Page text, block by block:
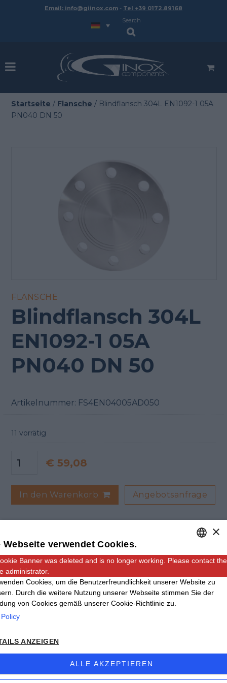
Email: info@giinox.com - Tel +39 0172.89168
Search
Startseite / Flansche / Blindflansch 304L EN1092-1 05A
PN040 DN 50
FLANSCHE
Blindflansch 304L
EN1092-1 05A
PN040 DN 50
Artikelnummer: FS4EN04005AD050
11 vorrätig
€ 59,08
In den Warenkorb Angebotsanfrage
Email:info@giinox.com
ENGLISH
ITALIAN
GERMAN
×
Webseite verwendet Cookies.
Banner was deleted and is no longer working. Please contact the
administrator.
Cookies, um die Benutzerfreundlichkeit unserer Website zu
Durch die weitere Nutzung unserer Webseite stimmen Sie der
von Cookies gemäß unserer Cookie-Richtlinie zu.
ANZEIGEN
ALLE AKZEPTIEREN